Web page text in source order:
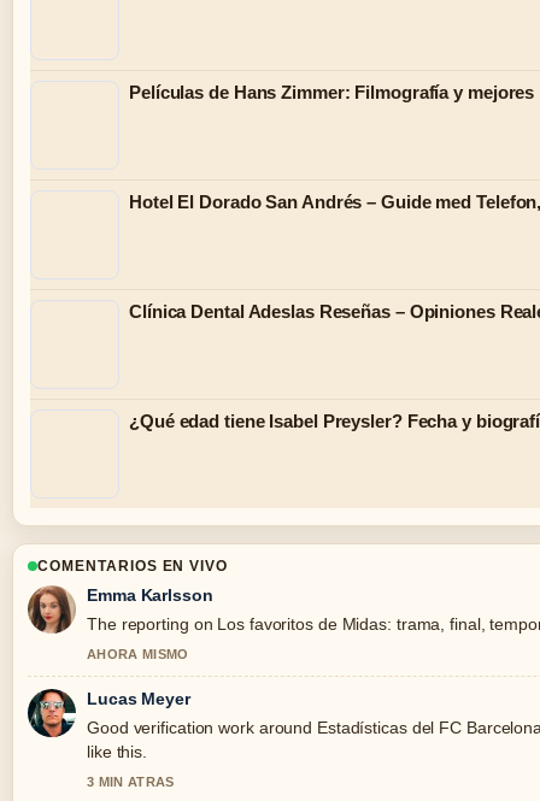
Películas de Hans Zimmer: Filmografía y
Hotel El Dorado San Andrés – Guide med
Clínica Dental Adeslas Reseñas – Opiniones
¿Qué edad tiene Isabel Preysler? Fecha y
COMENTARIOS EN VIVO
Emma Karlsson
The reporting on Los favoritos de Midas: trama, final,
AHORA MISMO
Lucas Meyer
Good verification work around Estadísticas del FC
like this.
3 MIN ATRAS